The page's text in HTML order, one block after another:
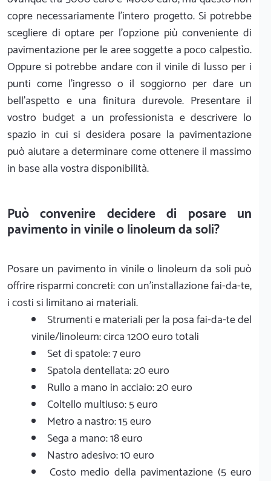
copre necessariamente l'intero progetto. Si potrebbe
scegliere di optare per l'opzione più conveniente di
pavimentazione per le aree soggette a poco calpestìo.
Oppure si potrebbe andare con il vinile di lusso per i
punti come l'ingresso o il soggiorno per dare un
bell'aspetto e una finitura durevole. Presentare il
vostro budget a un professionista e descrivere lo
spazio in cui si desidera posare la pavimentazione
può aiutare a determinare come ottenere il massimo
in base alla vostra disponibilità.
Può convenire decidere di posare un
pavimento in vinile o linoleum da soli?
Posare un pavimento in vinile o linoleum da soli può
offrire risparmi concreti: con un'installazione fai-da-te,
i costi si limitano ai materiali.
Strumenti e materiali per la posa fai-da-te del
vinile/linoleum: circa 1200 euro totali
Set di spatole: 7 euro
Spatola dentellata: 20 euro
Rullo a mano in acciaio: 20 euro
Coltello multiuso: 5 euro
Metro a nastro: 15 euro
Sega a mano: 18 euro
Nastro adesivo: 10 euro
Costo medio della pavimentazione (5 euro